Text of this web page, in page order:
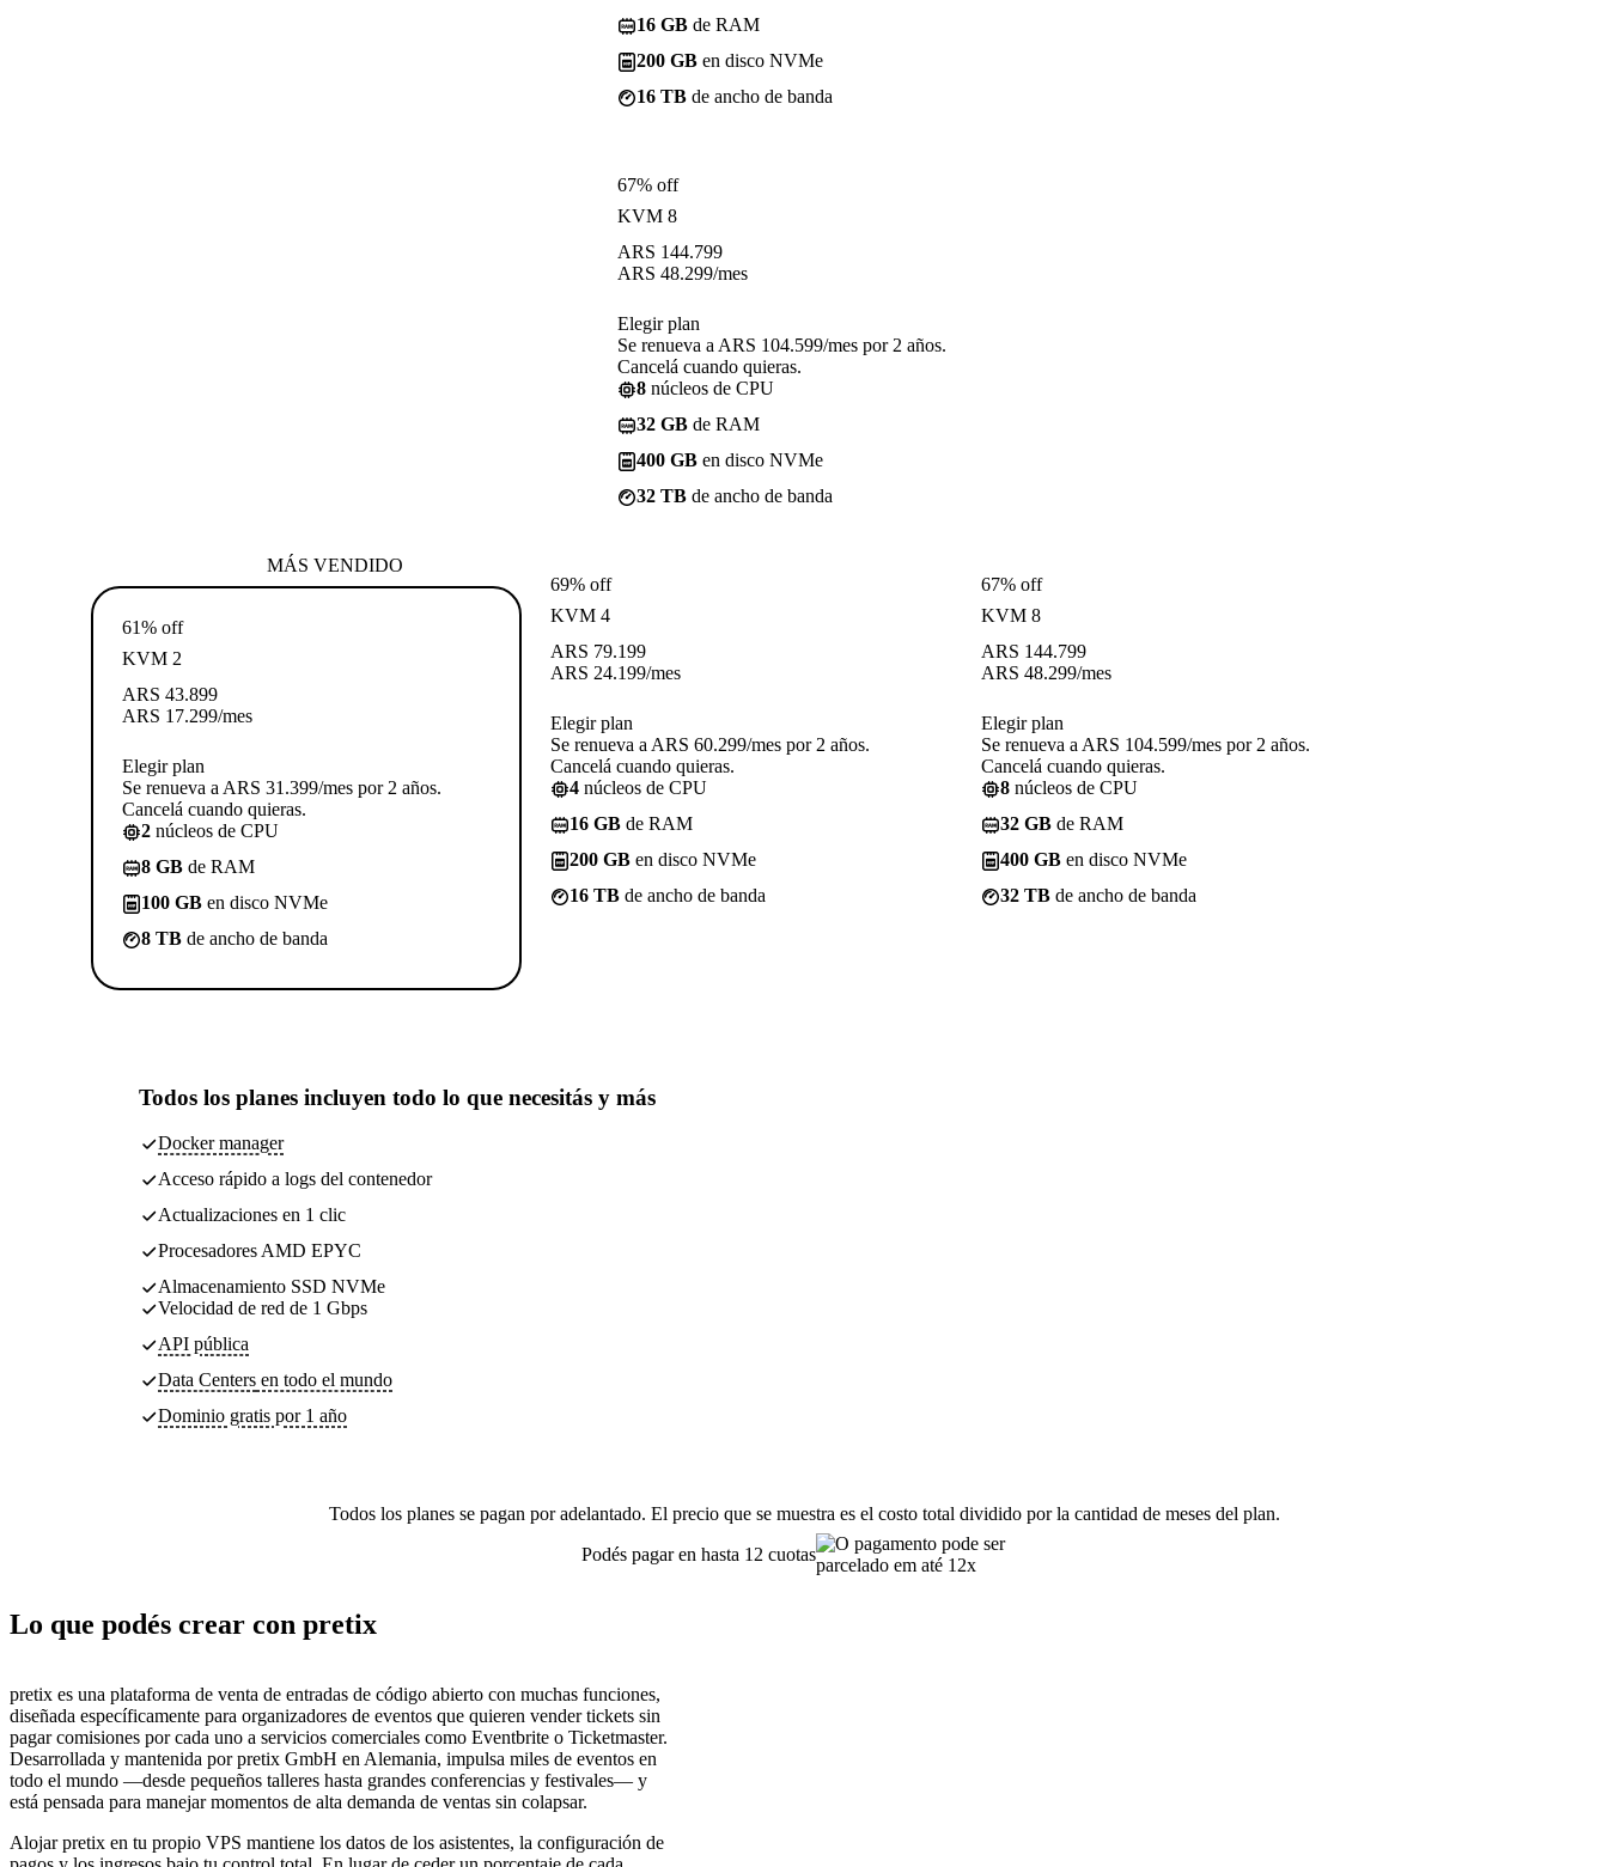
16 GB de RAM
200 GB en disco NVMe
16 TB de ancho de banda
67% off
KVM 8
ARS 144.799
ARS 48.299/mes
Elegir plan
Se renueva a ARS 104.599/mes por 2 años.
Cancelá cuando quieras.
8 núcleos de CPU
32 GB de RAM
400 GB en disco NVMe
32 TB de ancho de banda
MÁS VENDIDO
61% off
KVM 2
ARS 43.899
ARS 17.299/mes
Elegir plan
Se renueva a ARS 31.399/mes por 2 años.
Cancelá cuando quieras.
2 núcleos de CPU
8 GB de RAM
100 GB en disco NVMe
8 TB de ancho de banda
69% off
KVM 4
ARS 79.199
ARS 24.199/mes
Elegir plan
Se renueva a ARS 60.299/mes por 2 años.
Cancelá cuando quieras.
4 núcleos de CPU
16 GB de RAM
200 GB en disco NVMe
16 TB de ancho de banda
67% off
KVM 8
ARS 144.799
ARS 48.299/mes
Elegir plan
Se renueva a ARS 104.599/mes por 2 años.
Cancelá cuando quieras.
8 núcleos de CPU
32 GB de RAM
400 GB en disco NVMe
32 TB de ancho de banda
Todos los planes incluyen todo lo que necesitás y más
Docker manager
Acceso rápido a logs del contenedor
Actualizaciones en 1 clic
Procesadores AMD EPYC
Almacenamiento SSD NVMe
Velocidad de red de 1 Gbps
API pública
Data Centers en todo el mundo
Dominio gratis por 1 año
Todos los planes se pagan por adelantado. El precio que se muestra es el costo total dividido por la cantidad de meses del plan.
Podés pagar en hasta 12 cuotas
Lo que podés crear con pretix
pretix es una plataforma de venta de entradas de código abierto con muchas funciones,
diseñada específicamente para organizadores de eventos que quieren vender tickets sin
pagar comisiones por cada uno a servicios comerciales como Eventbrite o Ticketmaster.
Desarrollada y mantenida por pretix GmbH en Alemania, impulsa miles de eventos en
todo el mundo —desde pequeños talleres hasta grandes conferencias y festivales— y
está pensada para manejar momentos de alta demanda de ventas sin colapsar.
Alojar pretix en tu propio VPS mantiene los datos de los asistentes, la configuración de